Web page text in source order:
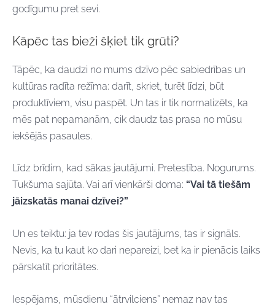
godīgumu pret sevi.
Kāpēc tas bieži šķiet tik grūti?
Tāpēc, ka daudzi no mums dzīvo pēc sabiedrības un
kultūras radīta režīma: darīt, skriet, turēt līdzi, būt
produktīviem, visu paspēt. Un tas ir tik normalizēts, ka
mēs pat nepamanām, cik daudz tas prasa no mūsu
iekšējās pasaules.
Līdz brīdim, kad sākas jautājumi. Pretestība. Nogurums.
Tukšuma sajūta. Vai arī vienkārši doma: “Vai tā tiešām
jāizskatās manai dzīvei?”
Un es teiktu: ja tev rodas šis jautājums, tas ir signāls.
Nevis, ka tu kaut ko dari nepareizi, bet ka ir pienācis laiks
pārskatīt prioritātes.
Iespējams, mūsdienu “ātrvilciens” nemaz nav tas